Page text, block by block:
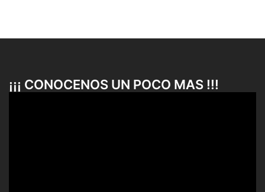
¡¡¡ CONOCENOS UN POCO MAS !!!